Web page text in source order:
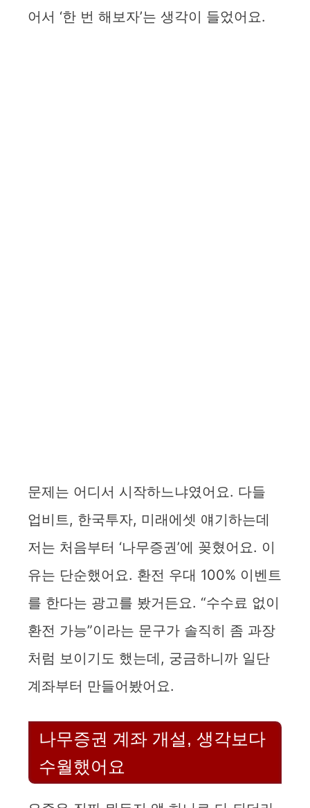
어서 ‘한 번 해보자’는 생각이 들었어요.
문제는 어디서 시작하느냐였어요. 다들
업비트, 한국투자, 미래에셋 얘기하는데
저는 처음부터 ‘나무증권’에 꽂혔어요. 이
유는 단순했어요. 환전 우대 100% 이벤트
를 한다는 광고를 봤거든요. “수수료 없이
환전 가능”이라는 문구가 솔직히 좀 과장
처럼 보이기도 했는데, 궁금하니까 일단
계좌부터 만들어봤어요.
나무증권 계좌 개설, 생각보다
수월했어요